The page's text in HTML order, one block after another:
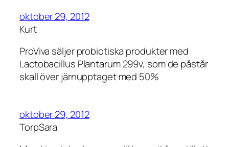
oktober 29, 2012
Kurt
ProViva säljer probiotiska produkter med
Lactobacillus Plantarum 299v, som de påstår
skall över järnupptaget med 50%
oktober 29, 2012
TorpSara